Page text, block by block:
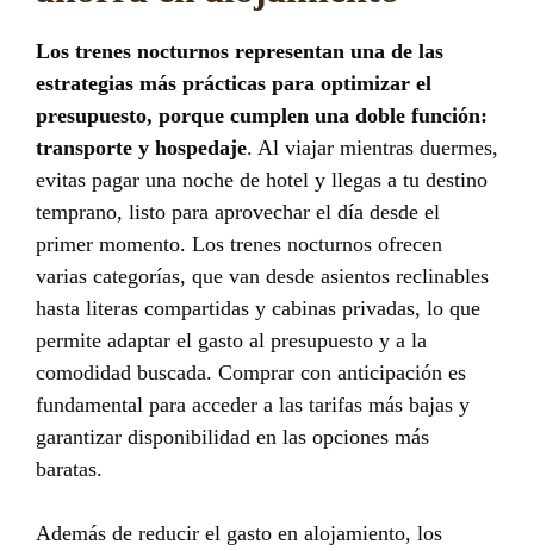
Los trenes nocturnos representan una de las
estrategias más prácticas para optimizar el
presupuesto, porque cumplen una doble función:
transporte y hospedaje. Al viajar mientras duermes,
evitas pagar una noche de hotel y llegas a tu destino
temprano, listo para aprovechar el día desde el
primer momento. Los trenes nocturnos ofrecen
varias categorías, que van desde asientos reclinables
hasta literas compartidas y cabinas privadas, lo que
permite adaptar el gasto al presupuesto y a la
comodidad buscada. Comprar con anticipación es
fundamental para acceder a las tarifas más bajas y
garantizar disponibilidad en las opciones más
baratas.
Además de reducir el gasto en alojamiento, los